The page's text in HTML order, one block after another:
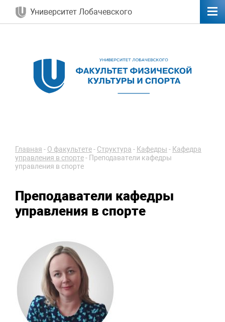
Университет Лобачевского
Главная - О факультете- Структура - Кафедры - Кафедра
управления в спорте- Преподаватели кафедры
управления в спорте
Преподаватели кафедры
управления в спорте